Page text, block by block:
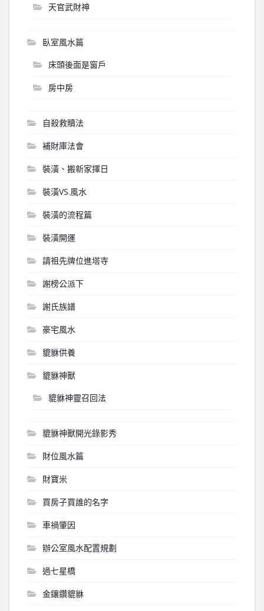
天官武財神
臥室風水篇
床頭後面是窗戶
房中房
自殺救贖法
補財庫法會
裝潢、搬新家擇日
裝潢VS.風水
裝潢的流程篇
裝潢開運
請祖先牌位進塔寺
謝榜公派下
謝氏族譜
豪宅風水
貔貅供養
貔貅神獸
貔貅神靈召回法
貔貅神獸開光錄影秀
財位風水篇
財寶米
買房子買誰的名字
車禍肇因
辦公室風水配置規劃
過七星橋
金鑲鑽貔貅